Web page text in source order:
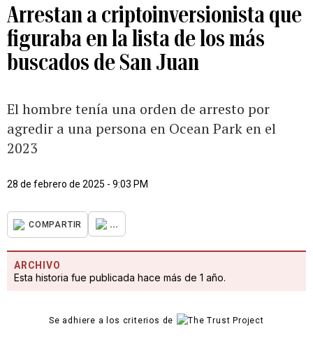
Arrestan a criptoinversionista que
figuraba en la lista de los más
buscados de San Juan
El hombre tenía una orden de arresto por
agredir a una persona en Ocean Park en el
2023
28 de febrero de 2025 - 9:03 PM
COMPARTIR ...
ARCHIVO
Esta historia fue publicada hace más de 1 año.
Se adhiere a los criterios de